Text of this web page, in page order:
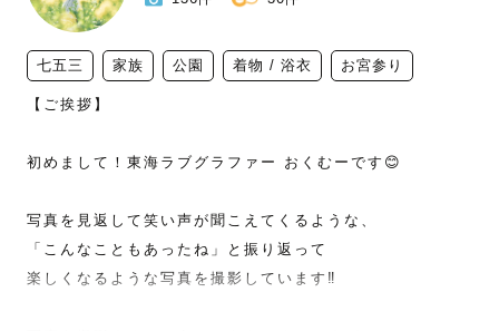
七五三 家族 公園 着物 / 浴衣 お宮参り
【ご挨拶】
初めまして！東海ラブグラファー おくむーです😊
写真を見返して笑い声が聞こえてくるような、
「こんなこともあったね」と振り返って
楽しくなるような写真を撮影しています‼